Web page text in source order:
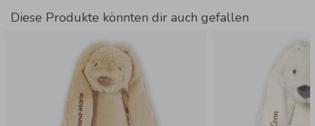
Deine Personalisierung:
eingestickt.
Farbenfroh:Wähle aus über 15 verschiedenen
Garnfarben deinen Favoriten.
Sicher & Hochwertig:
Die Bestickung ist besonders
kinderfreundlich und langlebig.
Diese Produkte könnten dir auch gefallen